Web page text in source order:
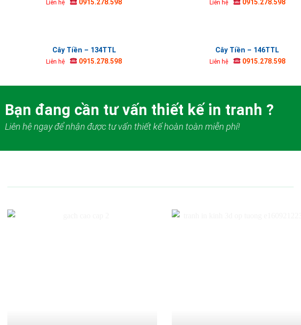
Liên hệ 0915.278.598 Liên hệ 0915.278.598
Cây Tiền – 134TTL
Liên hệ 0915.278.598
Cây Tiền – 146TTL
Liên hệ 0915.278.598
Bạn đang cần tư vấn thiết kế in tranh ?
Liên hệ ngay để nhận được tư vấn thiết kế hoàn toàn miễn phí!